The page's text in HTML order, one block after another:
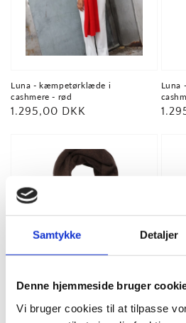
Samtykke Detaljer
Denne hjemmeside bruger
Vi bruger cookies til at tilpasse
Luna - kæmpetørklæde i
cashmere - rød
Normalpris
1.295,00 DKK
Luna
Udsolgt